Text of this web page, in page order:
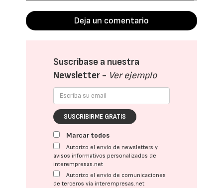
Deja un comentario
Suscríbase a nuestra
Newsletter - Ver ejemplo
SUSCRIBIRME GRATIS
Marcar todos
Autorizo el envío de newsletters y
avisos informativos personalizados de
interempresas.net
Autorizo el envío de comunicaciones
de terceros vía interempresas.net